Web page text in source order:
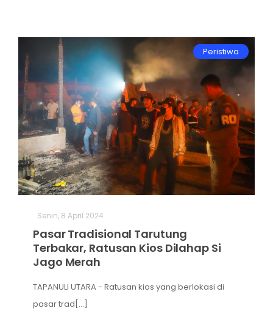
Peristiwa
Senin, 8 April 2024
Pasar Tradisional Tarutung
Terbakar, Ratusan Kios Dilahap Si
Jago Merah
TAPANULI UTARA - Ratusan kios yang berlokasi di
pasar trad[...]